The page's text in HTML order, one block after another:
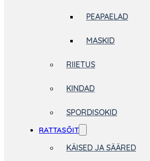
PEAPAELAD
MASKID
RIIETUS
KINDAD
SPORDISOKID
RATTASÕIT
KÄISED JA SÄÄRED